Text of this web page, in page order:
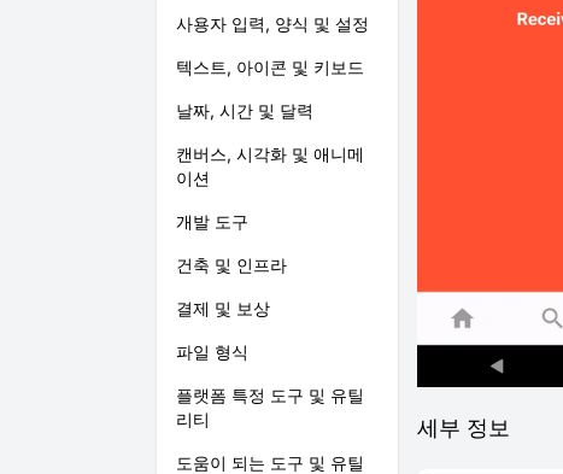
사용자 입력, 양식 및 설정
텍스트, 아이콘 및 키보드
날짜, 시간 및 달력
캔버스, 시각화 및 애니메
이션
개발 도구
건축 및 인프라
결제 및 보상
파일 형식
플랫폼 특정 도구 및 유틸
리티
도움이 되는 도구 및 유틸
세부 정보